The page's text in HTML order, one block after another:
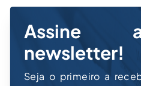
Assine
newsletter!
Seja o primeiro a